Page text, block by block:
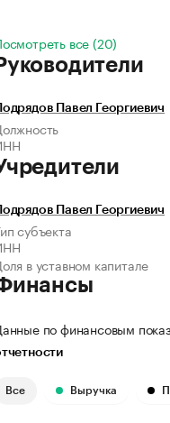
все (20)
Подрядов Павел Георгиевич
Подрядов Павел Георгиевич
субъекта
в уставном капитале
по финансовым
Все Выручка